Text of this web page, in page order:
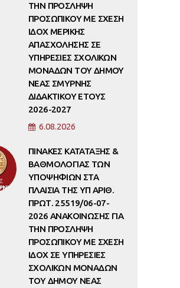
ΤΗΝ ΠΡΟΣΛΗΨΗ
ΠΡΟΣΩΠΙΚΟΥ ΜΕ ΣΧΕΣΗ
ΙΔΟΧ ΜΕΡΙΚΗΣ
ΑΠΑΣΧΟΛΗΣΗΣ ΣΕ
ΥΠΗΡΕΣΙΕΣ ΣΧΟΛΙΚΩΝ
ΜΟΝΑΔΩΝ ΤΟΥ ΔΗΜΟΥ
ΝΕΑΣ ΣΜΥΡΝΗΣ
ΔΙΔΑΚΤΙΚΟΥ ΕΤΟΥΣ
2026-2027
6.08.2026
ΠΙΝΑΚΕΣ ΚΑΤΑΤΑΞΗΣ &
ΒΑΘΜΟΛΟΓΙΑΣ ΤΩΝ
ΥΠΟΨΗΦΙΩΝ ΣΤΑ
ΠΛΑΙΣΙΑ ΤΗΣ ΥΠ ΑΡΙΘ.
ΠΡΩΤ. 25519/06-07-
2026 ΑΝΑΚΟΙΝΩΣΗΣ ΓΙΑ
ΤΗΝ ΠΡΟΣΛΗΨΗ
ΠΡΟΣΩΠΙΚΟΥ ΜΕ ΣΧΕΣΗ
ΙΔΟΧ ΣΕ ΥΠΗΡΕΣΙΕΣ
ΣΧΟΛΙΚΩΝ ΜΟΝΑΔΩΝ
ΤΟΥ ΔΗΜΟΥ ΝΕΑΣ